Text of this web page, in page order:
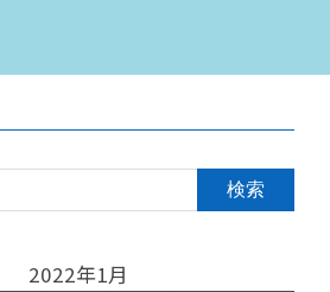
2022年1月